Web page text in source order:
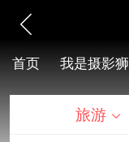
首页 我是摄影狮
旅游